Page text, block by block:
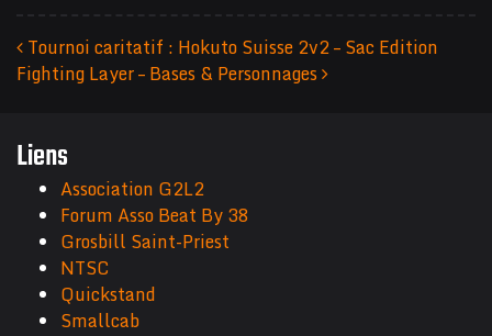
Navigation des articles
Tournoi caritatif : Hokuto Suisse 2v2 – Sac Edition
Fighting Layer – Bases & Personnages
Liens
Association G2L2
Forum Asso Beat By 38
Grosbill Saint-Priest
NTSC
Quickstand
Smallcab